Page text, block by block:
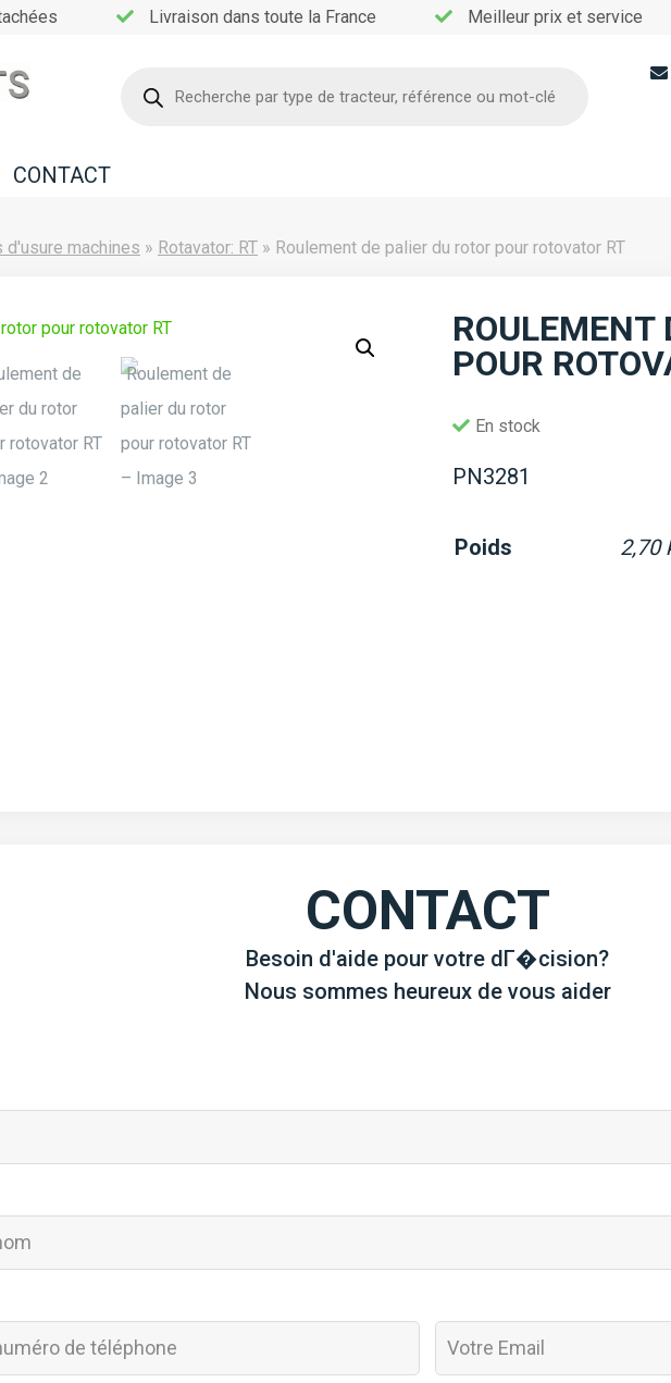
Livraison dans toute la France Meilleur prix et service
produits
CONTACT
d'usure machines » Rotavator: RT » Roulement de palier du rotor pour rotovator RT
ROULEMENT
POUR
En stock
PN3281
Poids 2,70
CONTACT
Besoin d'aide pour votre dГ�cision?
Nous sommes heureux de vous aider